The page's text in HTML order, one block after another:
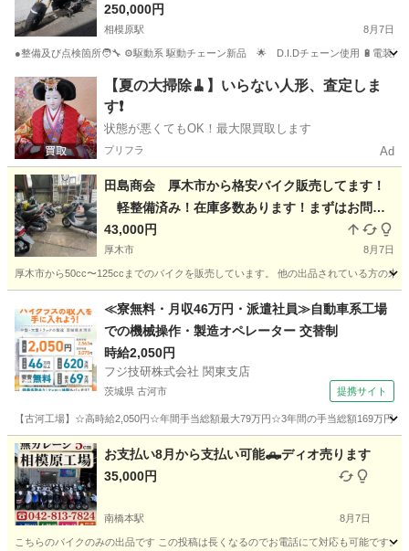
ベースにぜひ🤩 JC61 グロム GROM MSX125
前期
250,000円
相模原駅 8月7日
●整備及び点検箇所🧑‍🔧 ⚙️駆動系 駆動チェーン新品 🌟 D.I.Dチェーン使用 🔋電装系
神奈川 相模原市 相模原駅 ホンダ
【夏の大掃除🧹】いらない人形、査定しま
す❗️
状態が悪くてもOK！最大限買取します
プリフラ Ad
田島商会 厚木市から格安バイク販売してます！
軽整備済み！在庫多数あります！まずはお問い
合わせください♪
43,000円
厚木市 8月7日
厚木市から50cc〜125ccまでのバイクを販売しています。 他の出品されている方の未
ホンダ 新品
≪寮無料・月収46万円・派遣社員≫自動車系工場
での機械操作・製造オペレーター 交替制
時給2,050円
フジ技研株式会社 関東支店
茨城県 古河市 提携サイト
【古河工場】☆高時給2,050円☆年間手当総額最大79万円☆3年間の手当総額169万円
茨城 古河市 その他
お支払い8月から支払い可能🛻ディオ売ります
35,000円
南橋本駅 8月7日
こちらのバイクのみの出品です この投稿は長くなるのでお電話にて対応も可能です